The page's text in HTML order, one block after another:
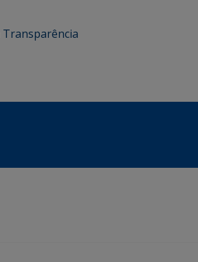
Transparência